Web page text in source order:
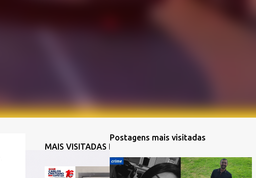
MAIS VISITADAS DA SEMANA
Postagens mais visitadas